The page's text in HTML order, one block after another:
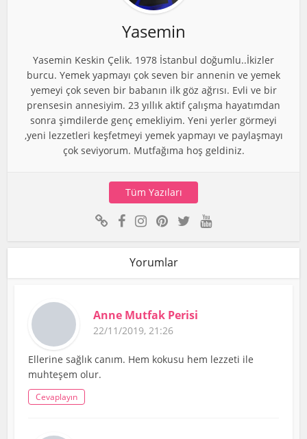
Yasemin
Yasemin Keskin Çelik. 1978 İstanbul doğumlu..İkizler
burcu. Yemek yapmayı çok seven bir annenin ve yemek
yemeyi çok seven bir babanın ilk göz ağrısı. Evli ve bir
prensesin annesiyim. 23 yıllık aktif çalışma hayatımdan
sonra şimdilerde genç emekliyim. Yeni yerler görmeyi
,yeni lezzetleri keşfetmeyi yemek yapmayı ve paylaşmayı
çok seviyorum. Mutfağıma hoş geldiniz.
Tüm Yazıları
Yorumlar
Anne Mutfak Perisi
22/11/2019, 21:26
Ellerine sağlık canım. Hem kokusu hem lezzeti ile
muhteşem olur.